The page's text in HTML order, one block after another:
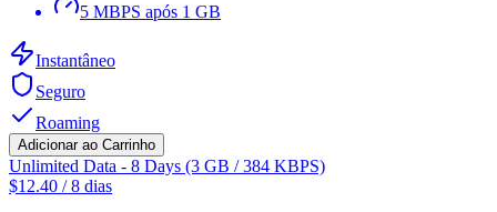
5 MBPS após 1 GB
Instantâneo
Seguro
Roaming
Adicionar ao Carrinho
Unlimited Data - 8 Days (3 GB / 384 KBPS)
$12.40 /8 dias